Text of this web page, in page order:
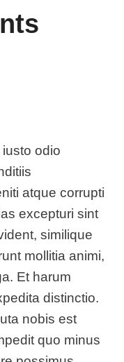
odio
atque corrupti
excepturi sint
similique
mollitia animi,
Et harum
distinctio.
nobis est
quo minus